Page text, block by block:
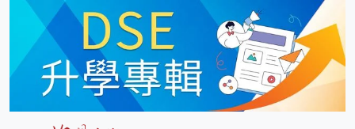
政局